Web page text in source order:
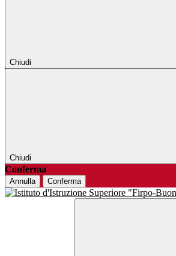
Chiudi
Chiudi
Conferma
Annulla Conferma